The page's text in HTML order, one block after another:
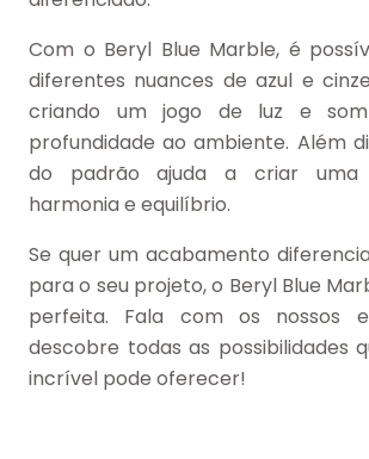
Com o Beryl Blue Marble, é
diferentes nuances de azul e
criando um jogo de luz e
profundidade ao ambiente. Além
do padrão ajuda a criar uma
harmonia e equilíbrio.
Se quer um acabamento
para o seu projeto, o Beryl Blue
perfeita. Fala com os nossos
descobre todas as possibilidades
incrível pode oferecer!